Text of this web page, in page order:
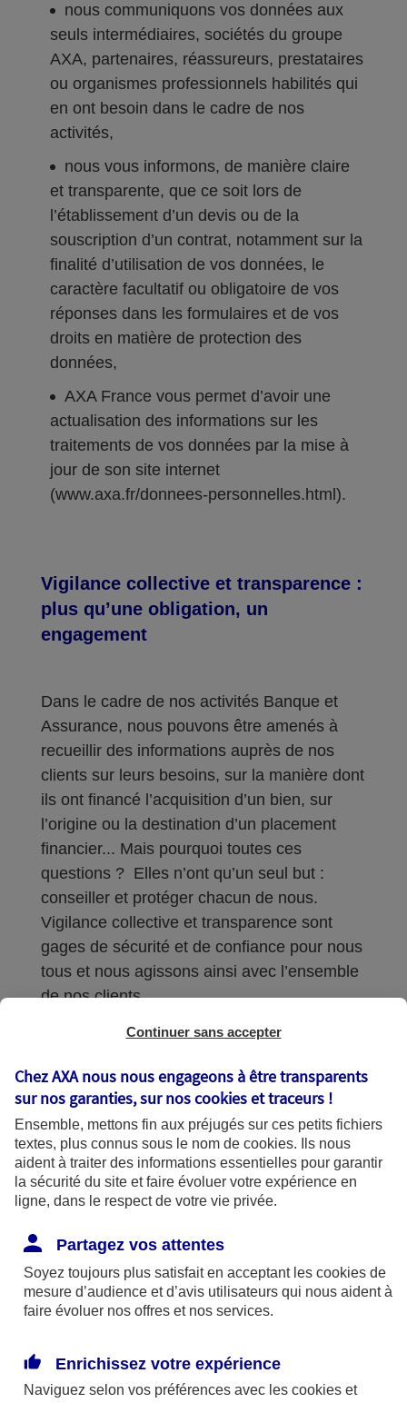
nous communiquons vos données aux
seuls intermédiaires, sociétés du groupe
AXA, partenaires, réassureurs, prestataires
ou organismes professionnels habilités qui
en ont besoin dans le cadre de nos
activités,
nous vous informons, de manière claire
et transparente, que ce soit lors de
l’établissement d’un devis ou de la
souscription d’un contrat, notamment sur la
finalité d’utilisation de vos données, le
caractère facultatif ou obligatoire de vos
réponses dans les formulaires et de vos
droits en matière de protection des
données,
AXA France vous permet d’avoir une
actualisation des informations sur les
traitements de vos données par la mise à
jour de son site internet
(www.axa.fr/donnees-personnelles.html).
Vigilance collective et transparence :
plus qu’une obligation, un
engagement
Dans le cadre de nos activités Banque et
Assurance, nous pouvons être amenés à
recueillir des informations auprès de nos
clients sur leurs besoins, sur la manière dont
ils ont financé l’acquisition d’un bien, sur
l’origine ou la destination d’un placement
financier... Mais pourquoi toutes ces
questions ? Elles n’ont qu’un seul but :
conseiller et protéger chacun de nous.
Vigilance collective et transparence sont
gages de sécurité et de confiance pour nous
tous et nous agissons ainsi avec l’ensemble
de nos clients.
L'utilisation de vos données
AXA France utilise vos données dans le
cadre de finalités se fondant sur les bases
Bases légales
Finalités
Continuer sans accepter
Chez AXA nous nous engageons à être transparents
sur nos garanties, sur noscookies et traceurs !
Ensemble, mettons fin aux préjugés sur ces petits fichiers
textes, plus connus sous le nom de cookies. Ils nous
aident à traiter des informations essentielles pour garantir
la sécurité du site et faire évoluer votre expérience en
ligne, dans le respect de votre vie privée.
Partagez vos attentes
Soyez toujours plus satisfait en acceptant les cookies de
mesure d’audience et d’avis utilisateurs qui nous aident à
faire évoluer nos offres et nos services.
Enrichissez votre expérience
Naviguez selon vos préférences avec les cookies et